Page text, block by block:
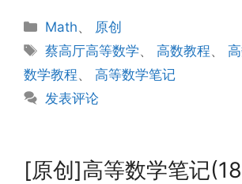
分
类
Math、 原创
标
签
蔡高厅高等数学、高数教程、
数学教程、 高等数学笔记
发表评论
[原创]高等数学笔记